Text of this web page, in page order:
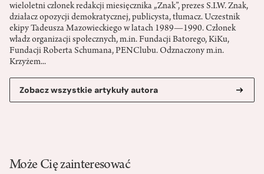
wieloletni członek redakcji miesięcznika „Znak”, prezes S.I.W. Znak,
działacz opozycji demokratycznej, publicysta, tłumacz. Uczestnik
ekipy Tadeusza Mazowieckiego w latach 1989—­1990. Członek
władz organizacji społecznych, m.in. Fundacji Batorego, KiK­u,
Fundacji Roberta Schumana, PEN­Clubu. Odznaczony m.in.
Krzyżem...
Zobacz wszystkie artykuły autora
Może Cię zainteresować